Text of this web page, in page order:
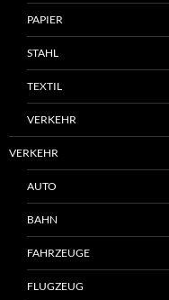
PAPIER
STAHL
TEXTIL
VERKEHR
VERKEHR
AUTO
BAHN
FAHRZEUGE
FLUGZEUG